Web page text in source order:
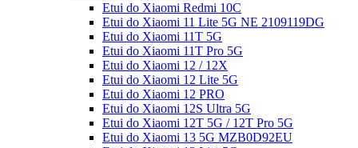
Etui do Xiaomi Redmi 10C
Etui do Xiaomi 11 Lite 5G NE 2109119DG
Etui do Xiaomi 11T 5G
Etui do Xiaomi 11T Pro 5G
Etui do Xiaomi 12 / 12X
Etui do Xiaomi 12 Lite 5G
Etui do Xiaomi 12 PRO
Etui do Xiaomi 12S Ultra 5G
Etui do Xiaomi 12T 5G / 12T Pro 5G
Etui do Xiaomi 13 5G MZB0D92EU